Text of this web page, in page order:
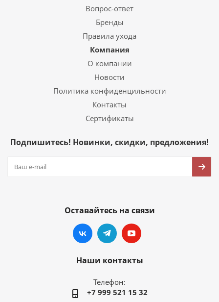
Вопрос-ответ
Бренды
Правила ухода
Компания
О компании
Новости
Политика конфиденцильности
Контакты
Сертификаты
Подпишитесь! Новинки, скидки, предложения!
Оставайтесь на связи
Наши контакты
Телефон:
+7 999 521 15 32